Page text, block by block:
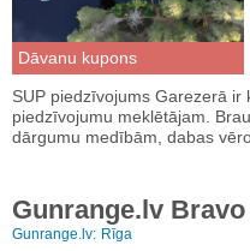
Dāvanu kupons
SUP piedzīvojums Garezerā
piedzīvojumu meklētājam.
dārgumu medībām, dabas
Gunrange.lv
Gunrange.lv: Rīga